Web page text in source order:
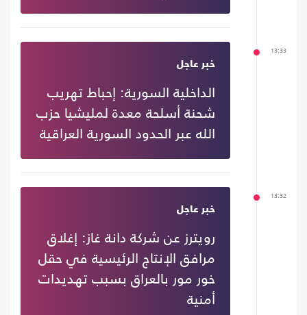
13:33
خبر عاجل
الداخلية السورية: إحباط تهريب
شحنة أسلحة معدة لمليشيا حزب
الله عبر الحدود السورية العراقية
13:32
خبر عاجل
رويترز عن شركة دانة غاز: إغلاق
مرافق الإنتاج الرئيسية في حقل
خور مور بالعراق بسبب تهديدات
أمنية